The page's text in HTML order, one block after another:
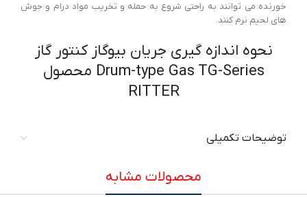
خورنده می توانند به راحتی شروع به حمله و تخریب مواد درام و جوش
های لحیم نرم کنند.
نحوه اندازه گیری جریان بیوگاز کنتور گاز
Drum-type Gas TG-Series محصول
RITTER
توضیحات تکمیلی
محصولات مشابه